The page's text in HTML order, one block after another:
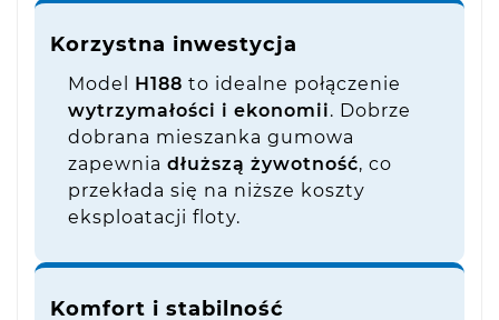
Korzystna inwestycja
Model H188 to idealne połączenie
wytrzymałości i ekonomii. Dobrze
dobrana mieszanka gumowa
zapewnia dłuższą żywotność, co
przekłada się na niższe koszty
eksploatacji floty.
Komfort i stabilność